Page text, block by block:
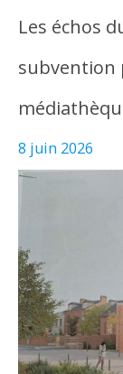
Les échos
subvention
8 juin 2026